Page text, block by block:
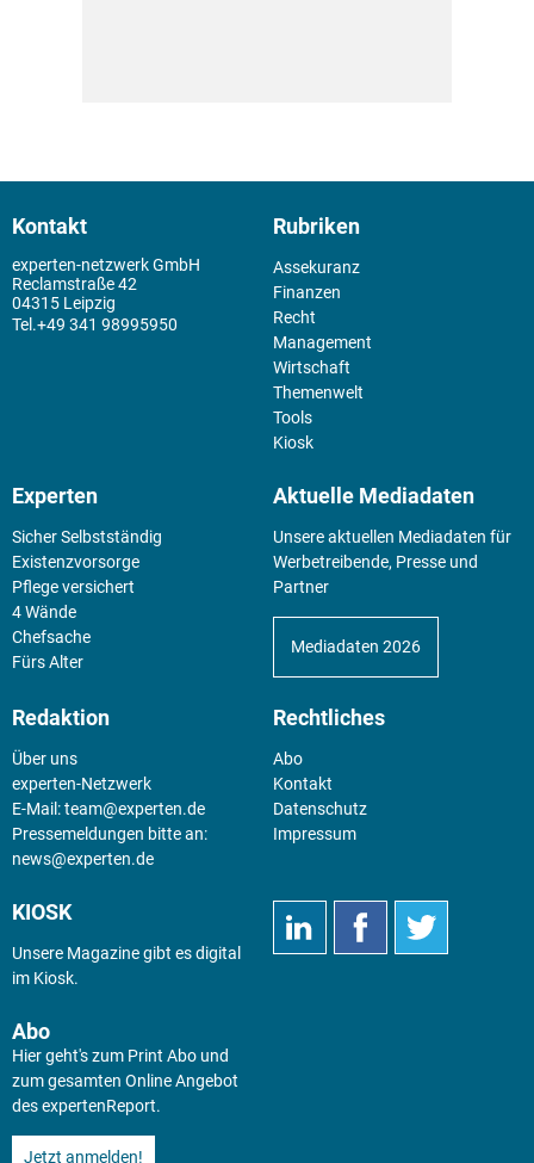
Kontakt
experten-netzwerk GmbH
Reclamstraße 42
04315 Leipzig
+49 341 98995950
Rubriken
Assekuranz
Finanzen
Recht
Management
Wirtschaft
Themenwelt
Tools
Kiosk
Experten
Sicher Selbstständig
Existenz­vorsorge
Pflege versichert
4 Wände
Chefsache
Fürs Alter
Aktuelle Mediadaten
Unsere aktuellen Mediadaten für
Werbetreibende, Presse und
Partner
Mediadaten 2026
Redaktion
Über uns
experten-Netzwerk
E-Mail:team@experten.de
Pressemeldungen bitte an:
news@experten.de
Rechtliches
Abo
Kontakt
Datenschutz
Impressum
KIOSK
Unsere Magazine gibt es digital
im Kiosk.
Abo
Hier geht's zum Print Abo und
zum gesamten Online Angebot
des expertenReport.
Jetzt anmelden!